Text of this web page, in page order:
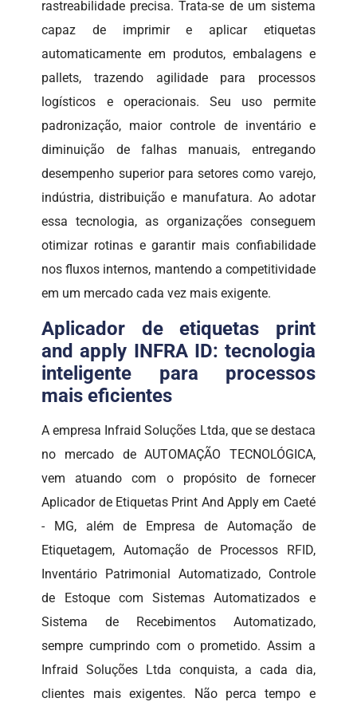
rastreabilidade precisa. Trata-se de um sistema
capaz de imprimir e aplicar etiquetas
automaticamente em produtos, embalagens e
pallets, trazendo agilidade para processos
logísticos e operacionais. Seu uso permite
padronização, maior controle de inventário e
diminuição de falhas manuais, entregando
desempenho superior para setores como varejo,
indústria, distribuição e manufatura. Ao adotar
essa tecnologia, as organizações conseguem
otimizar rotinas e garantir mais confiabilidade
nos fluxos internos, mantendo a competitividade
em um mercado cada vez mais exigente.
Aplicador de etiquetas print
and apply INFRA ID: tecnologia
inteligente para processos
mais eficientes
A empresa Infraid Soluções Ltda, que se destaca
no mercado de AUTOMAÇÃO TECNOLÓGICA,
vem atuando com o propósito de fornecer
Aplicador de Etiquetas Print And Apply em Caeté
- MG, além de Empresa de Automação de
Etiquetagem, Automação de Processos RFID,
Inventário Patrimonial Automatizado, Controle
de Estoque com Sistemas Automatizados e
Sistema de Recebimentos Automatizado,
sempre cumprindo com o prometido. Assim a
Infraid Soluções Ltda conquista, a cada dia,
clientes mais exigentes. Não perca tempo e